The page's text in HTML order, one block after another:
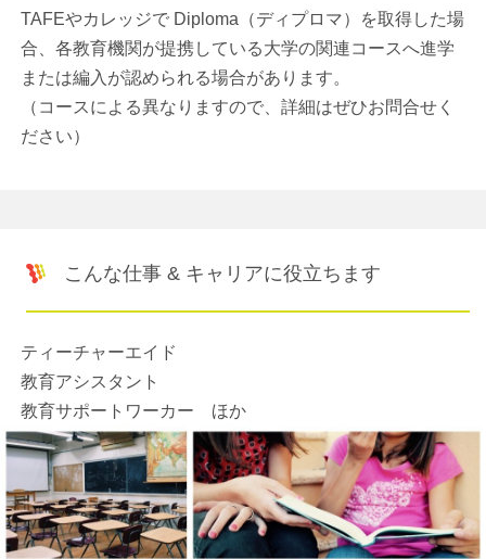
TAFEやカレッジで Diploma（ディプロマ）を取得した場
合、各教育機関が提携している大学の関連コースへ進学
または編入が認められる場合があります。
（コースによる異なりますので、詳細はぜひお問合せく
ださい）
こんな仕事 & キャリアに役立ちます
ティーチャーエイド
教育アシスタント
教育サポートワーカー ほか